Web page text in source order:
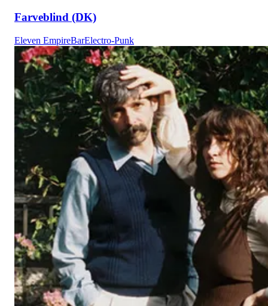
Farveblind (DK)
Eleven EmpireBarElectro-Punk